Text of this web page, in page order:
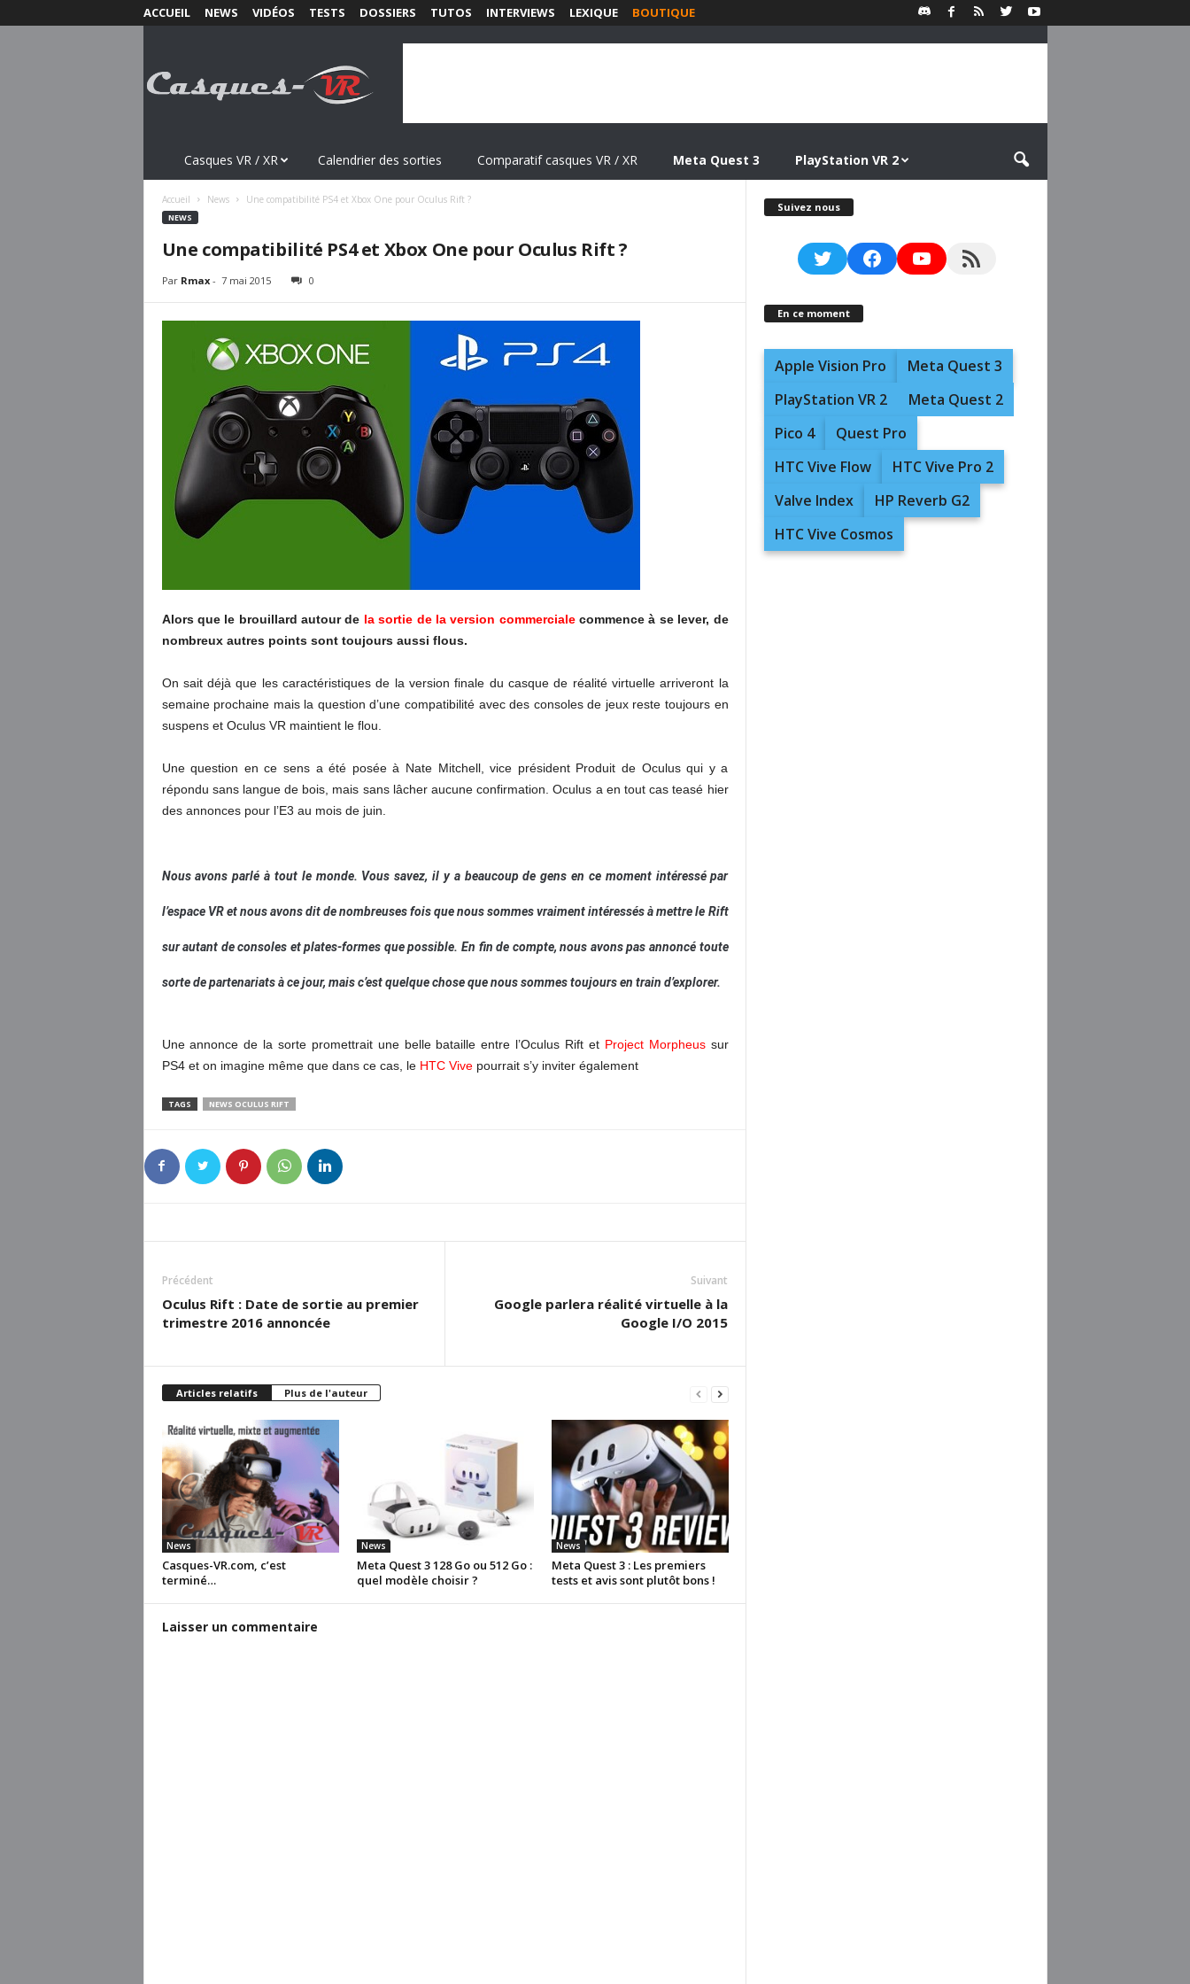
ACCUEIL NEWS VIDÉOS TESTS DOSSIERS TUTOS INTERVIEWS LEXIQUE BOUTIQUE
s
Casques VR / XR Calendrier des sorties Comparatif casques VR / XR Meta Quest 3 PlayStation VR 2
Accueil News Une compatibilité PS4 et Xbox One pour Oculus Rift ?
NEWS
Une compatibilité PS4 et Xbox One pour Oculus Rift ?
Par Rmax- 7 mai 2015 0
Alors que le brouillard autour de la sortie de la version commercialecommence à se lever, de
nombreux autres points sont toujours aussi flous.
On sait déjà que les caractéristiques de la version finale du casque de réalité virtuelle arriveront la
semaine prochaine mais la question d’une compatibilité avec des consoles de jeux reste toujours en
suspens et Oculus VR maintient le flou.
Une question en ce sens a été posée à Nate Mitchell, vice président Produit de Oculus qui y a
répondu sans langue de bois, mais sans lâcher aucune confirmation. Oculus a en tout cas teasé hier
des annonces pour l’E3 au mois de juin.
Nous avons parlé à tout le monde. Vous savez, il y a beaucoup de gens en ce moment intéressé par
l’espace VR et nous avons dit de nombreuses fois que nous sommes vraiment intéressés à mettre le Rift
sur autant de consoles et plates-formes que possible. En fin de compte, nous avons pas annoncé toute
sorte de partenariats à ce jour, mais c’est quelque chose que nous sommes toujours en train d’explorer.
Une annonce de la sorte promettrait une belle bataille entre l’Oculus Rift et Project Morpheussur
PS4 et on imagine même que dans ce cas, le HTC Vivepourrait s’y inviter également
TAGS NEWS OCULUS RIFT
Précédent
Oculus Rift : Date de sortie au premier
trimestre 2016 annoncée
Suivant
Google parlera réalité virtuelle à la
Google I/O 2015
Articles relatifs Plus de l'auteur
News
Casques-VR.com, c’est
terminé…
News
Meta Quest 3 128 Go ou 512 Go :
quel modèle choisir ?
News
Meta Quest 3 : Les premiers
tests et avis sont plutôt bons !
Laisser un commentaire
Suivez nous
TwitterFacebookYouTubeRSS Feed
En ce moment
Apple Vision Pro
Meta Quest 3
PlayStation VR 2
Meta Quest 2
Pico 4
Quest Pro
HTC Vive Flow
HTC Vive Pro 2
Valve Index
HP Reverb G2
HTC Vive Cosmos